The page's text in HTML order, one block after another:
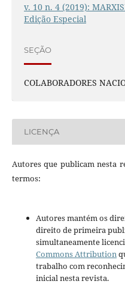
v. 10 n. 4 (2019):
Edição Especial
SEÇÃO
COLABORADORES
LICENÇA
Autores que publicam nesta
termos:
Autores mantém os
direito de primeira
simultaneamente
Commons Attribution
trabalho com
inicial nesta revista.